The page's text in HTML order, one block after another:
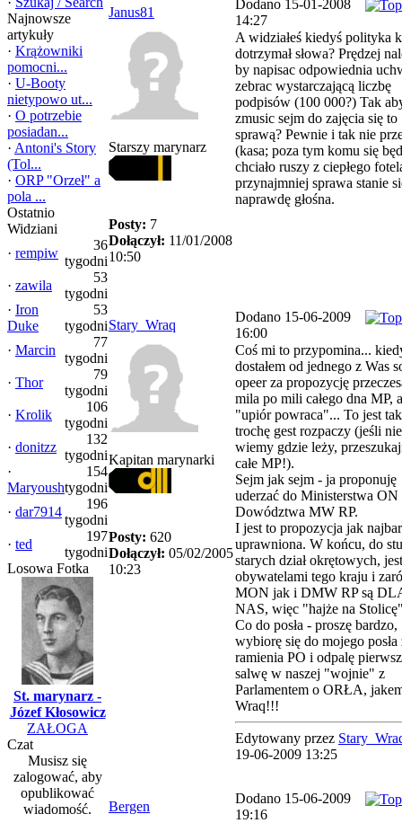
Najnowsze
artykuły
· Krążowniki
pomocni...
· U-Booty
nietypowo ut...
· O potrzebie
posiadan...
· Antoni's Story
(Tol...
· ORP "Orzeł" a
pola ...
Ostatnio
Widziani
· rempiw
36
tygodni
· zawila
53
tygodni
· Iron
Duke
53
tygodni
· Marcin
77
tygodni
· Thor
79
tygodni
· Krolik
106
tygodni
· donitzz
132
tygodni
·
Maryoush
154
tygodni
· dar7914
196
tygodni
· ted
197
tygodni
Losowa Fotka
St. marynarz -
Józef Kłosowicz
ZAŁOGA
Czat
Musisz się
zalogować, aby
opublikować
wiadomość.
Janus81
Dodano 15-01-2008
14:27
Starszy marynarz
Posty: 7
Dołączył: 11/01/2008
10:50
A widziałeś kiedyś polityka
dotrzymał słowa? Prędzej
by napisac odpowiednia
zebrac wystarczającą liczbę
podpisów (100 000?) Tak
zmusic sejm do zajęcia się to
sprawą? Pewnie i tak nie
(kasa; poza tym komu się
chciało ruszy z ciepłego
przynajmniej sprawa stanie
naprawdę głośna.
Stary_Wraq
Dodano 15-06-2009
16:00
Kapitan marynarki
Posty: 620
Dołączył: 05/02/2005
10:23
Coś mi to przypomina...
dostałem od jednego z Was
opeer za propozycję
mila po mili całego dna MP,
"upiór powraca"... To jest
trochę gest rozpaczy (jeśli nie
wiemy gdzie leży,
całe MP!).
Sejm jak sejm - ja proponuję
uderzać do Ministerstwa ON
Dowództwa MW RP.
I jest to propozycja jak
uprawniona. W końcu, do
starych dział okrętowych,
obywatelami tego kraju i
MON jak i DMW RP są
NAS, więc "hajże na
Co do posła - proszę bardzo,
wybiorę się do mojego posła
ramienia PO i odpalę
salwę w naszej "wojnie" z
Parlamentem o ORŁA,
Wraq!!!
Edytowany przez
19-06-2009 13:25
Bergen
Dodano 15-06-2009
19:16